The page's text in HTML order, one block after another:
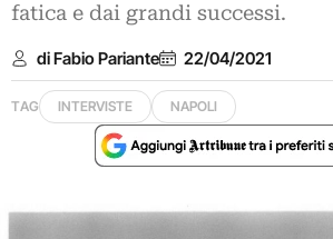
fatica e dai grandi successi.
di Fabio Pariante 22/04/2021
TAG INTERVISTE NAPOLI